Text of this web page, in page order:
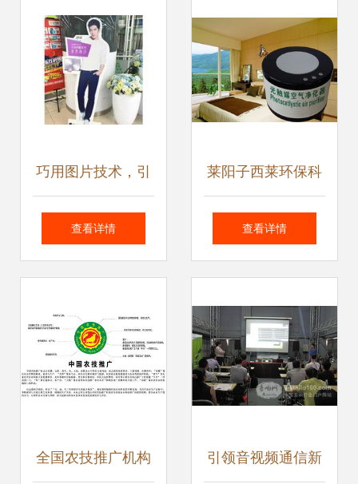
潮流
巧用图片技术，引
爆产品推广新动能
查看详情
莱阳子西莱环保科
技 以创新技术为驱
新篇章
查看详情
全国农技推广机构 引领音视频通信新